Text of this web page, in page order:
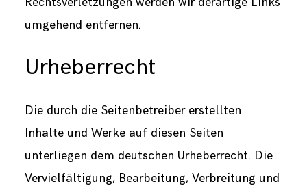
umgehend entfernen.
Urheberrecht
Die durch die Seitenbetreiber erstellten
Inhalte und Werke auf diesen Seiten
unterliegen dem deutschen Urheberrecht. Die
Vervielfältigung, Bearbeitung, Verbreitung und